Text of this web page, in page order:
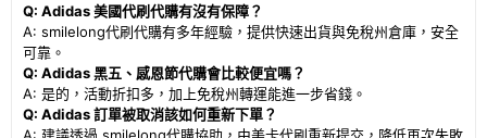
Q: Adidas 美國代刷代購有沒有保障？
A: smilelong代刷代購有多年經驗，提供快速出貨與免稅州倉庫，安全
可靠。
Q: Adidas 黑五、感恩節代購會比較便宜嗎？
A: 是的，活動折扣多，加上免稅州轉運能進一步省錢。
Q: Adidas 訂單被取消該如何重新下單？